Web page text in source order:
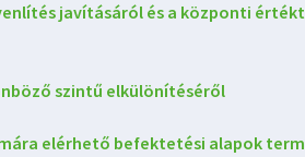
javításáról és a központi
szintű elkülönítéséről
elérhető befektetési alapok